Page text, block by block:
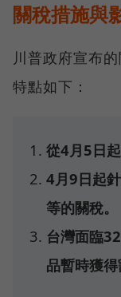
關稅措施與
川普政府宣布
特點如下：
從4月5日
4月9日起
等的關稅。
台灣面臨
品暫時獲得